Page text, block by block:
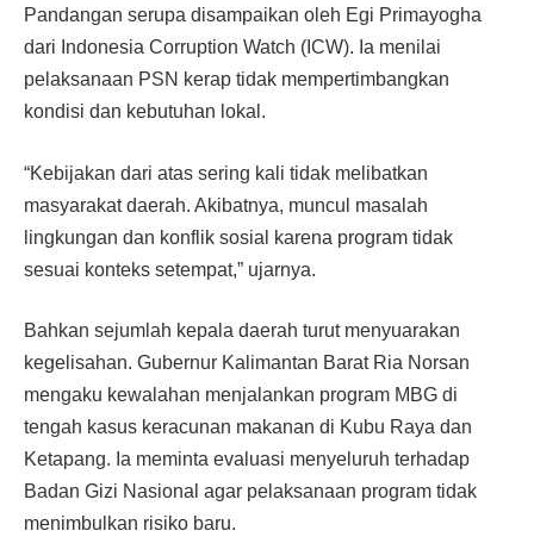
Pandangan serupa disampaikan oleh Egi Primayogha
dari Indonesia Corruption Watch (ICW). Ia menilai
pelaksanaan PSN kerap tidak mempertimbangkan
kondisi dan kebutuhan lokal.
“Kebijakan dari atas sering kali tidak melibatkan
masyarakat daerah. Akibatnya, muncul masalah
lingkungan dan konflik sosial karena program tidak
sesuai konteks setempat,” ujarnya.
Bahkan sejumlah kepala daerah turut menyuarakan
kegelisahan. Gubernur Kalimantan Barat Ria Norsan
mengaku kewalahan menjalankan program MBG di
tengah kasus keracunan makanan di Kubu Raya dan
Ketapang. Ia meminta evaluasi menyeluruh terhadap
Badan Gizi Nasional agar pelaksanaan program tidak
menimbulkan risiko baru.